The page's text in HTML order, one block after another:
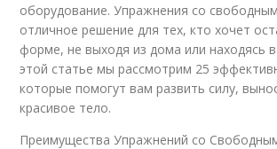
оборудование. Упражнения со
отличное решение для тех, кто хочет
форме, не выходя из дома или находясь
этой статье мы рассмотрим 25
которые помогут вам развить силу,
красивое тело.
Преимущества Упражнений со